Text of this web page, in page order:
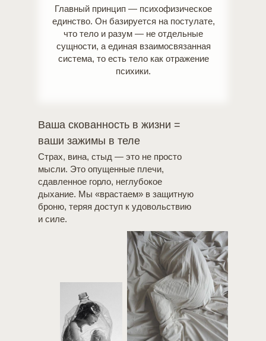
Ваша скованность в жизни =
ваши зажимы в теле
Страх, вина, стыд — это не просто
мысли. Это опущенные плечи,
сдавленное горло, неглубокое
дыхание. Мы «врастаем» в защитную
броню, теряя доступ к удовольствию
и силе.
Главный принцип — психофизическое
единство. Он базируется на постулате,
что тело и разум — не отдельные
сущности, а единая взаимосвязанная
система, то есть тело как отражение
психики.